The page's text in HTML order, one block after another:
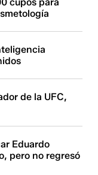
cupos para
de la UFC,
Eduardo
pero no regresó